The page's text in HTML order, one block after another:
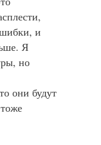
и
Я
но
они будут